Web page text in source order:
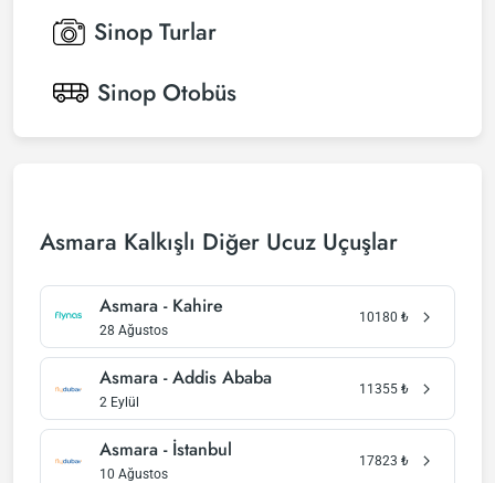
Sinop Turlar
Sinop Otobüs
Asmara Kalkışlı Diğer Ucuz Uçuşlar
Asmara - Kahire
28 Ağustos
10180 ₺
Asmara - Addis Ababa
2 Eylül
11355 ₺
Asmara - İstanbul
10 Ağustos
17823 ₺